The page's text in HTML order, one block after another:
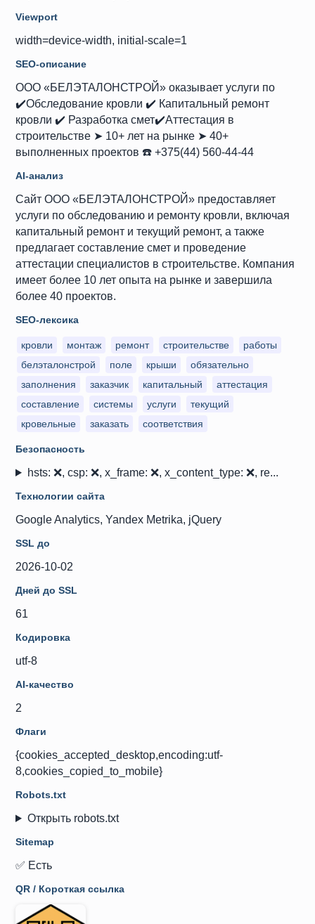
Viewport
width=device-width, initial-scale=1
SEO-описание
ООО «‎БЕЛЭТАЛОНСТРОЙ»‎ оказывает услуги по
✔️Обследование кровли ✔️ Капитальный ремонт
кровли ✔️ Разработка смет✔️Аттестация в
строительстве ➤ 10+ лет на рынке ➤ 40+
выполненных проектов ☎️ +375(44) 560-44-44
AI-анализ
Сайт ООО «БЕЛЭТАЛОНСТРОЙ» предоставляет
услуги по обследованию и ремонту кровли, включая
капитальный ремонт и текущий ремонт, а также
предлагает составление смет и проведение
аттестации специалистов в строительстве. Компания
имеет более 10 лет опыта на рынке и завершила
более 40 проектов.
SEO-лексика
кровли монтаж ремонт строительстве
работы
белэталонстрой
поле крыши
обязательно
заполнения
заказчик капитальный
аттестация
составление
системы услуги
текущий
кровельные
заказать соответствия
Безопасность
hsts: ❌, csp: ❌, x_frame: ❌, x_content_type: ❌, re...
Технологии сайта
Google Analytics, Yandex Metrika, jQuery
SSL до
2026-10-02
Дней до SSL
61
Кодировка
utf-8
AI-качество
2
Флаги
{cookies_accepted_desktop,encoding:utf-
8,cookies_copied_to_mobile}
Robots.txt
Открыть robots.txt
Sitemap
✅ Есть
QR / Короткая ссылка